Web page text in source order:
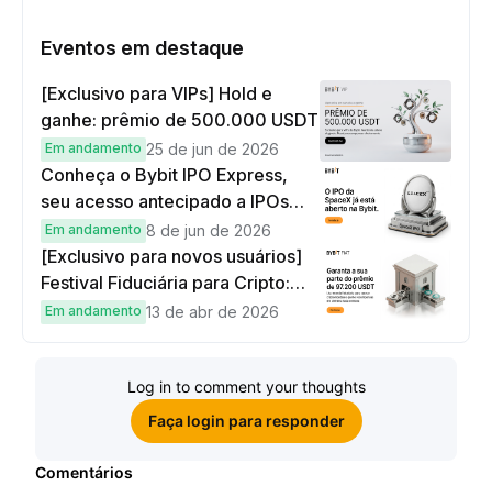
Eventos em destaque
[Exclusivo para VIPs] Hold e
ganhe: prêmio de 500.000 USDT
Em andamento 25 de jun de 2026
Conheça o Bybit IPO Express,
seu acesso antecipado a IPOs
globais
Em andamento 8 de jun de 2026
[Exclusivo para novos usuários]
Festival Fiduciária para Cripto:
complete tarefas simples e
Em andamento 13 de abr de 2026
Log in to comment your thoughts
Faça login para responder
Comentários